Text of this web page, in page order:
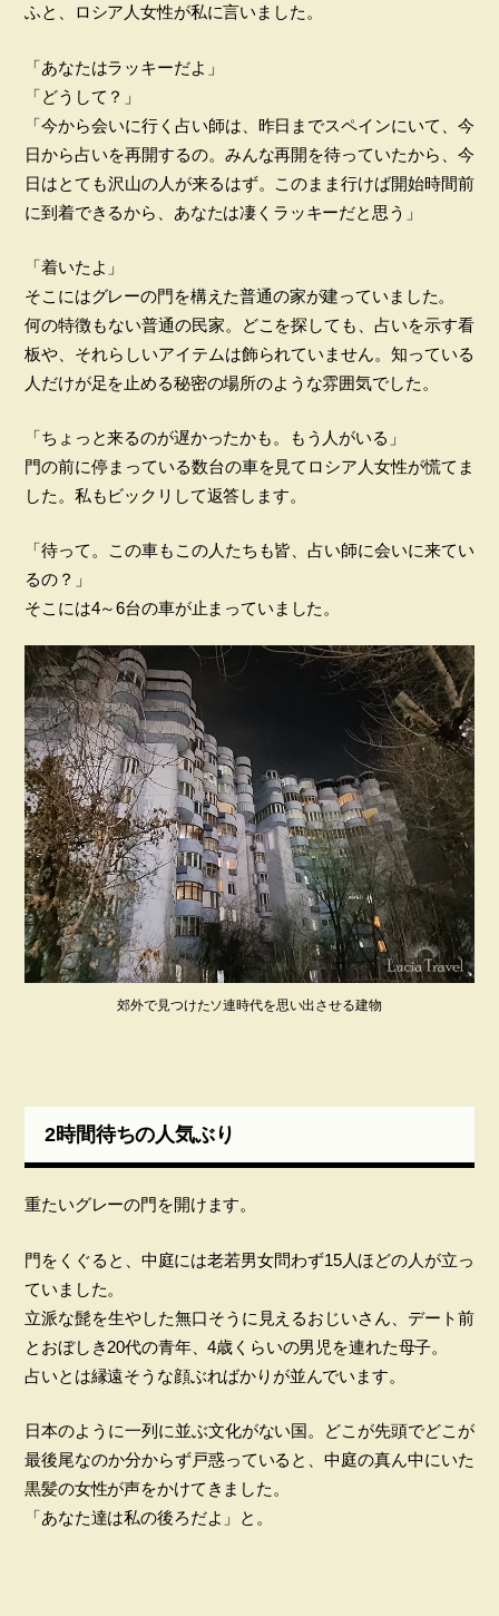
ふと、ロシア人女性が私に言いました。
「あなたはラッキーだよ」
「どうして？」
「今から会いに行く占い師は、昨日までスペインにいて、今
日から占いを再開するの。みんな再開を待っていたから、今
日はとても沢山の人が来るはず。このまま行けば開始時間前
に到着できるから、あなたは凄くラッキーだと思う」
「着いたよ」
そこにはグレーの門を構えた普通の家が建っていました。
何の特徴もない普通の民家。どこを探しても、占いを示す看
板や、それらしいアイテムは飾られていません。知っている
人だけが足を止める秘密の場所のような雰囲気でした。
「ちょっと来るのが遅かったかも。もう人がいる」
門の前に停まっている数台の車を見てロシア人女性が慌てま
した。私もビックリして返答します。
「待って。この車もこの人たちも皆、占い師に会いに来てい
るの？」
そこには4～6台の車が止まっていました。
郊外で見つけたソ連時代を思い出させる建物
2時間待ちの人気ぶり
重たいグレーの門を開けます。
門をくぐると、中庭には老若男女問わず15人ほどの人が立っ
ていました。
立派な髭を生やした無口そうに見えるおじいさん、デート前
とおぼしき20代の青年、4歳くらいの男児を連れた母子。
占いとは縁遠そうな顔ぶればかりが並んでいます。
日本のように一列に並ぶ文化がない国。どこが先頭でどこが
最後尾なのか分からず戸惑っていると、中庭の真ん中にいた
黒髪の女性が声をかけてきました。
「あなた達は私の後ろだよ」と。